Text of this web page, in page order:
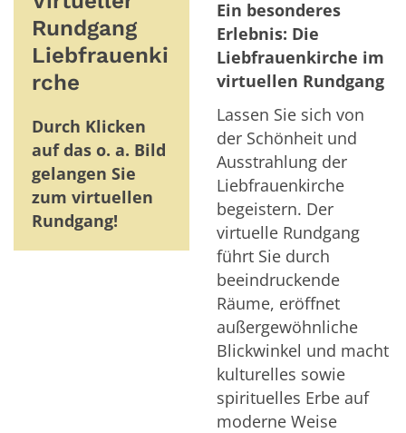
Rundgang
Liebfrauenki
rche
Durch Klicken
auf das o. a. Bild
gelangen Sie
zum virtuellen
Rundgang!
Ein besonderes
Erlebnis: Die
Liebfrauenkirche im
virtuellen Rundgang
Lassen Sie sich von
der Schönheit und
Ausstrahlung der
Liebfrauenkirche
begeistern. Der
virtuelle Rundgang
führt Sie durch
beeindruckende
Räume, eröffnet
außergewöhnliche
Blickwinkel und macht
kulturelles sowie
spirituelles Erbe auf
moderne Weise